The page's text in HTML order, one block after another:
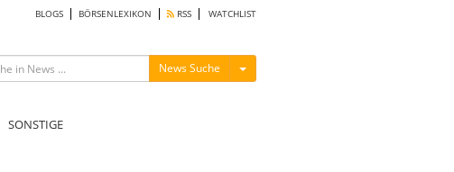
BLOGS BÖRSENLEXIKON RSS WATCHLIST
News Suche Menü ein-/ausblenden
SONSTIGE